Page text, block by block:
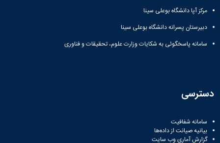
مرکز آپا دانشگاه بوعلی سینا
دبیرستان پسرانه دانشگاه بوعلی سینا
سامانه پاسخگوئی به شکایات وزارت علوم، تحقیقات و فناوری
دسترسی
سامانه شفافیت
بیانیه صیانت از داده‌ها
گزارش آماری وب‌ سایت